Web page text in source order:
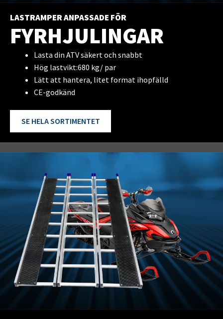
LASTRAMPER ANPASSADE FÖR
FYRHJULINGAR
Lasta din ATV säkert och snabbt
Hög lastvikt:680 kg/ par
Lätt att hantera, litet format ihopfälld
CE-godkänd
SE HELA SORTIMENTET